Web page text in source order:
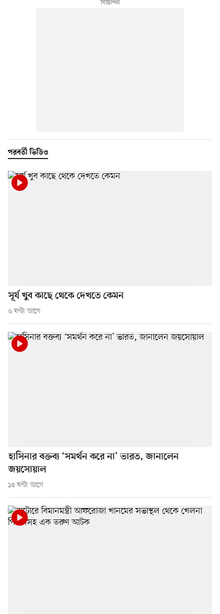
পরবর্তী ভিডিও
সূর্য খুব কাছে থেকে দেখতে কেমন
৬ ঘণ্টা আগে
হাসিনার বক্তব্য ‘সমর্থন করে না’ ভারত, জানালেন
জয়সোয়াল
১৫ ঘণ্টা আগে